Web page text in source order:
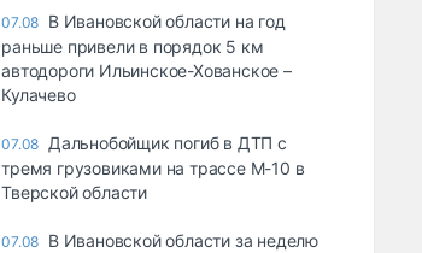
07.08 В Ивановской области на год
раньше привели в порядок 5 км
автодороги Ильинское-Хованское –
Кулачево
07.08 Дальнобойщик погиб в ДТП с
тремя грузовиками на трассе М-10 в
Тверской области
07.08 В Ивановской области за неделю